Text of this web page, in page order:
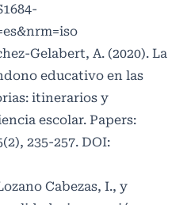
Gelabert, A. (2020). La
educativo en las
itinerarios y
escolar. Papers:
235-257. DOI:
Cabezas, I., y